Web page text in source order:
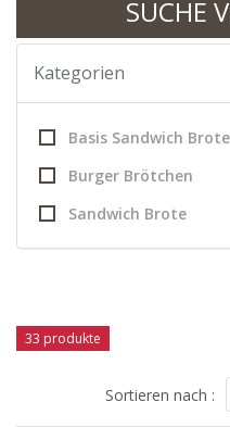
SUCHE
Kategorien
Basis Sandwich Brote
Burger Brötchen
Sandwich Brote
33 produkte
Sortieren nach :